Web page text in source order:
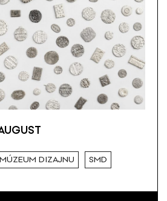
MÚZEUM DIZAJNU SMD